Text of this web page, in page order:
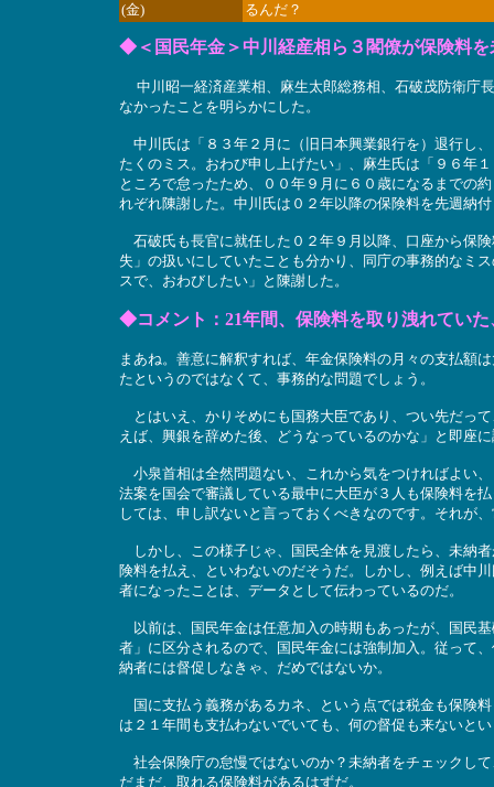
(金)
るんだ？
◆＜国民年金＞中川経産相ら３閣僚が保険料を
中川昭一経済産業相、麻生太郎総務相、石破茂防衛庁
なかったことを明らかにした。
中川氏は「８３年２月に（旧日本興業銀行を）退行し
たくのミス。おわび申し上げたい」、麻生氏は「９６年
ところで怠ったため、００年９月に６０歳になるまでの
れぞれ陳謝した。中川氏は０２年以降の保険料を先週納
石破氏も長官に就任した０２年９月以降、口座から保
失」の扱いにしていたことも分かり、同庁の事務的なミ
スで、おわびしたい」と陳謝した。
◆コメント：21年間、保険料を取り洩れてい
まあね。善意に解釈すれば、年金保険料の月々の支払額
たというのではなくて、事務的な問題でしょう。
とはいえ、かりそめにも国務大臣であり、つい先だっ
えば、興銀を辞めた後、どうなっているのかな」と即座
小泉首相は全然問題ない、これから気をつければよい
法案を国会で審議している最中に大臣が３人も保険料を
しては、申し訳ないと言っておくべきなのです。それが
しかし、この様子じゃ、国民全体を見渡したら、未納
険料を払え、といわないのだそうだ。しかし、例えば中
者になったことは、データとして伝わっているのだ。
以前は、国民年金は任意加入の時期もあったが、国民
者」に区分されるので、国民年金には強制加入。従って
納者には督促しなきゃ、だめではないか。
国に支払う義務があるカネ、という点では税金も保険
は２１年間も支払わないでいても、何の督促も来ないと
社会保険庁の怠慢ではないのか？未納者をチェックし
だまだ、取れる保険料があるはずだ。